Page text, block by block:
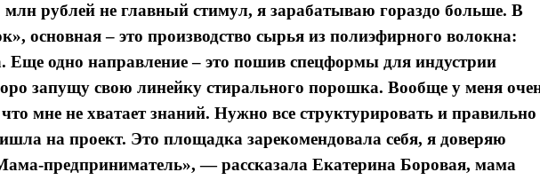
рублей не главный стимул, я зарабатываю гораздо больше. В
основная – это производство сырья из полиэфирного волокна:
Еще одно направление – это пошив спецформы для индустрии
запущу свою линейку стирального порошка. Вообще у меня
мне не хватает знаний. Нужно все структурировать и правильно
на проект. Это площадка зарекомендовала себя, я доверяю
предприниматель», — рассказала Екатерина Боровая, мама